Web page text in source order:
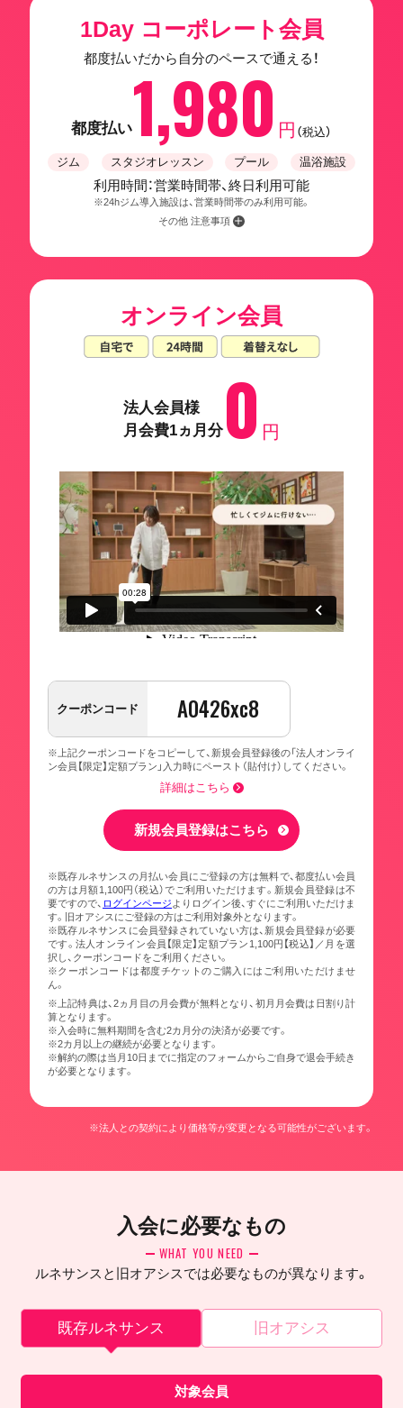
1Day コーポレート会員
都度払いだから自分のペースで通える！
都度払い1,980 円 （税込）
ジム スタジオレッスン プール 温浴施設
利用時間：営業時間帯、終日利用可能
※24hジム導入施設は、営業時間帯のみ利用可能。
その他 注意事項
オンライン会員
法人会員様
月会費1ヵ月分0 円
クーポンコード A0426xc8
※上記クーポンコードをコピーして、新規会員登録後の「法人オンライ
ン会員【限定】定額プラン」入力時にペースト（貼付け）してください。
詳細はこちら
新規会員登録はこちら
※既存ルネサンスの月払い会員にご登録の方は無料で、都度払い会員
の方は月額1,100円（税込）でご利用いただけます。新規会員登録は不
要ですので、 ログインページ よりログイン後、すぐにご利用いただけま
す。旧オアシスにご登録の方はご利用対象外となります。
※既存ルネサンスに会員登録されていない方は、新規会員登録が必要
です。法人オンライン会員【限定】定額プラン1,100円【税込】／月を選
択し、クーポンコードをご利用ください。
※クーポンコードは都度チケットのご購入にはご利用いただけませ
ん。
※上記特典は、2ヵ月目の月会費が無料となり、初月月会費は日割り計
算となります。
※入会時に無料期間を含む2カ月分の決済が必要です。
※2カ月以上の継続が必要となります。
※解約の際は当月10日までに指定のフォームからご自身で退会手続き
が必要となります。
※法人との契約により価格等が変更となる可能性がございます。
入会に必要なもの
WHAT YOU NEED
ルネサンスと旧オアシスでは必要なものが異なります。
既存ルネサンス 旧オアシス
対象会員